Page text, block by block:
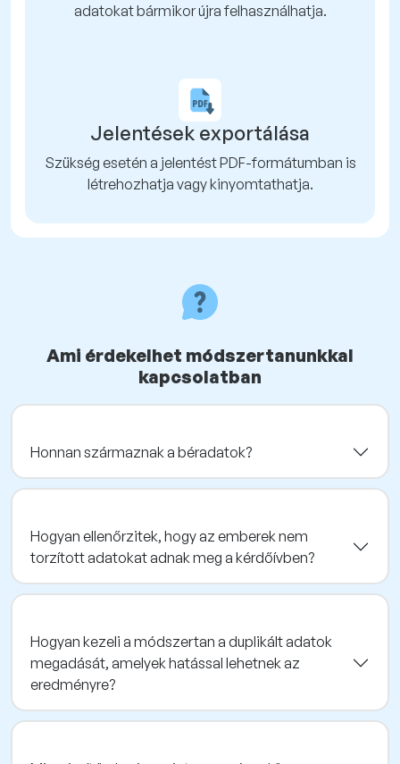
adatokat bármikor újra felhasználhatja.
Jelentések exportálása
Szükség esetén a jelentést PDF-formátumban is
létrehozhatja vagy kinyomtathatja.
Ami érdekelhet módszertanunkkal
kapcsolatban
Honnan származnak a béradatok?
Hogyan ellenőrzitek, hogy az emberek nem
torzított adatokat adnak meg a kérdőívben?
Hogyan kezeli a módszertan a duplikált adatok
megadását, amelyek hatással lehetnek az
eredményre?